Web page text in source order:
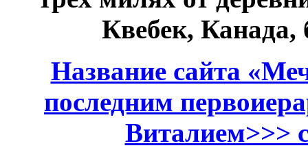
Квебек,
Название сайта
последним
Виталием>>>